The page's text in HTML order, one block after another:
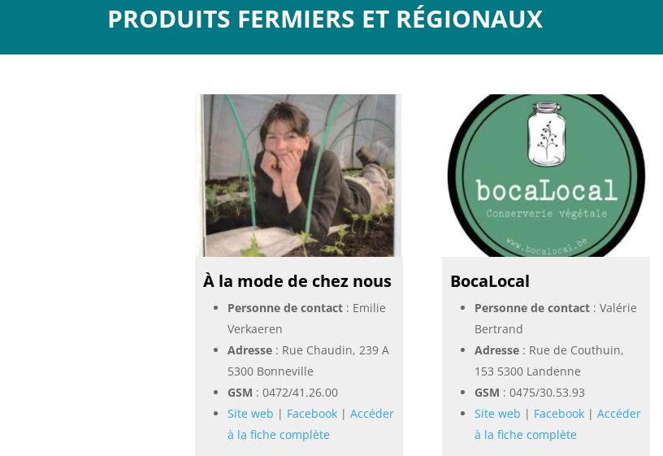
PRODUITS FERMIERS ET RÉGIONAUX
À la mode de chez nous
Personne de contact : Emilie
Verkaeren
Adresse : Rue Chaudin, 239 A
5300 Bonneville
GSM : 0472/41.26.00
Site web | Facebook | Accéder
à la fiche complète
BocaLocal
Personne de contact: Valérie
Bertrand
Adresse: Rue de Couthuin,
153 5300 Landenne
GSM : 0475/30.53.93
Site web | Facebook| Accéder
à la fiche complète